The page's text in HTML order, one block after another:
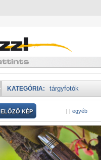
KATEGÓRIA: tárgyfotók
ELŐZŐ KÉP | | egyéb